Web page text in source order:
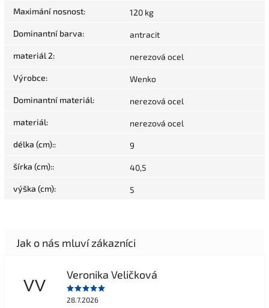
Maximání nosnost: 120 kg
Dominantní barva: antracit
materiál 2: nerezová ocel
Výrobce: Wenko
Dominantní materiál: nerezová ocel
materiál: nerezová ocel
délka (cm):: 9
šírka (cm):: 40,5
výška (cm): 5
VV
Veronika Veličková
28.7.2026